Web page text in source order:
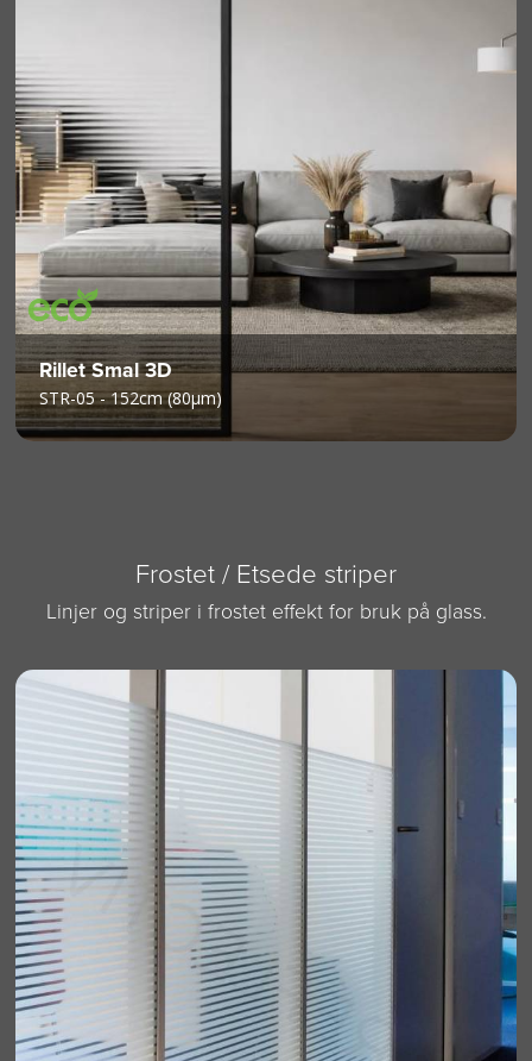
Rillet Smal 3D
STR-05 - 152cm (80µm)
Frostet / Etsede striper
Linjer og striper i frostet effekt for bruk på glass.